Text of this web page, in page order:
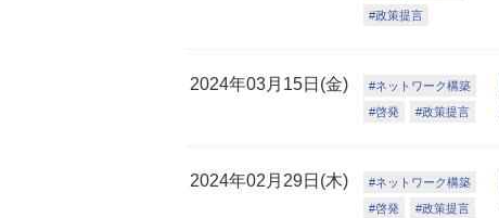
政策提言
2024年03月15日(金)
ネットワーク構築
啓発
政策提言
2024年02月29日(木)
ネットワーク構築
啓発
政策提言